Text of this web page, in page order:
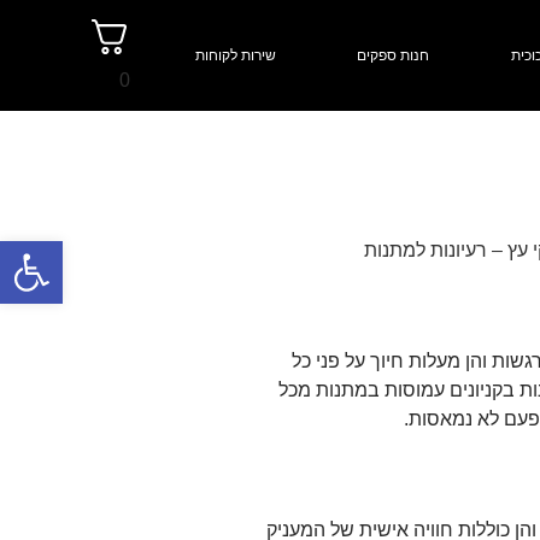
חנות ספקים שירות לקוחות
0
והן מעלות חיוך על פני כל
בקניונים עמוסות במתנות מכל
כוללות חוויה אישית של המעניק
פתח